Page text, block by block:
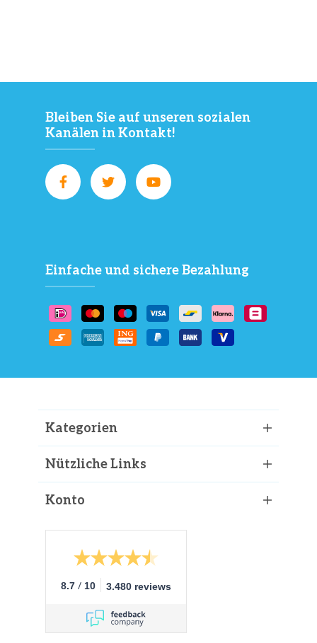
Bleiben Sie auf unseren sozialen
Kanälen in Kontakt!
Einfache und sichere Bezahlung
Kategorien
Nützliche Links
Konto
8.7 / 10 3.480 reviews